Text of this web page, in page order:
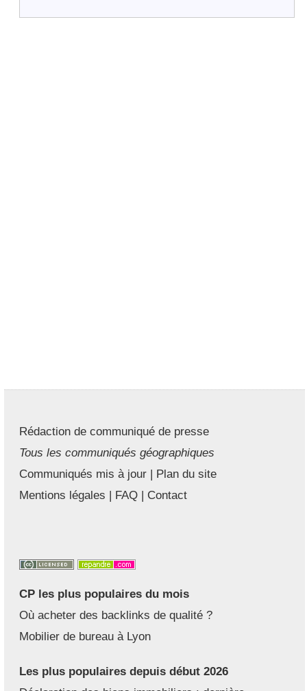
Rédaction de communiqué de presse
Tous les communiqués géographiques
Communiqués mis à jour | Plan du site
Mentions légales | FAQ | Contact
CP les plus populaires du mois
Où acheter des backlinks de qualité ?
Mobilier de bureau à Lyon
Les plus populaires depuis début 2026